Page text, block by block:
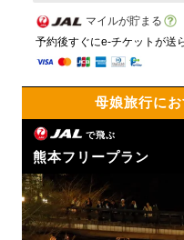
マイルが貯まる
予約後すぐにe-チケットが送
母娘旅行に
で飛ぶ
熊本フリープラン